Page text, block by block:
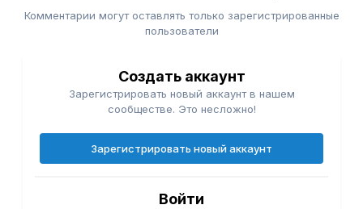
Комментарии могут оставлять только зарегистрированные
пользователи
Создать аккаунт
Зарегистрировать новый аккаунт в нашем
сообществе. Это несложно!
Зарегистрировать новый аккаунт
Войти